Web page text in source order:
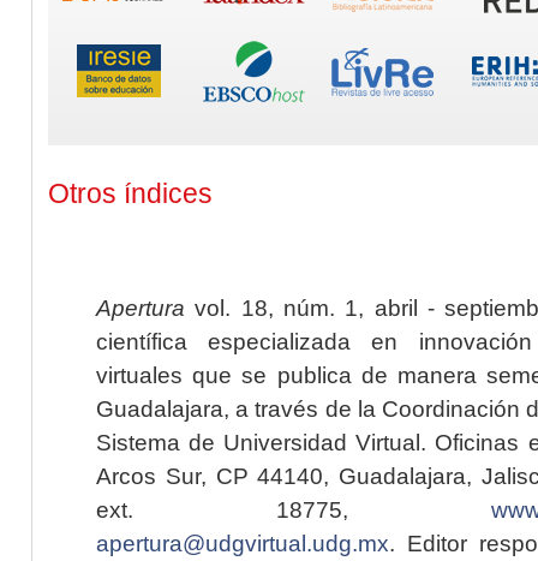
Otros índices
Apertura vol. 18, núm. 1, abril -
científica especializada en
virtuales que se publica de manera
Guadalajara, a través de la Coordinación
Sistema de Universidad Virtual. Oficinas
Arcos Sur, CP 44140, Guadalajara,
ext. 18775,
apertura@udgvirtual.udg.mx. Editor